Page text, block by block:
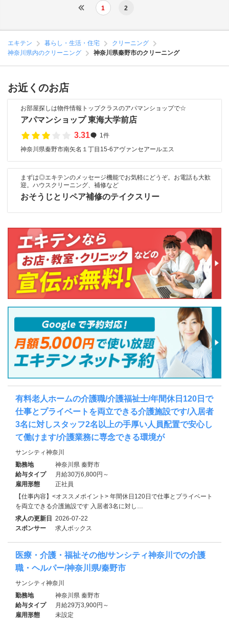
1 2
エキテン 暮らし・生活・住宅
クリーニング
神奈川県内のクリーニング
神奈川県秦野市のクリーニング
お近くのお店
お部屋探しは物件情報トップクラスのアパマンショップで☆
アパマンショップ 東海大学前店
3.31
1件
神奈川県秦野市南矢名１丁目15-6アヴァンセアールエス
まずは◎エキテンのメッセージ機能でお気軽にどうぞ。お電話も大歓
迎。ハウスクリーニング、補修など
おそうじとリペア補修のテイクスリー
有料老人ホームの介護職/介護福祉士/年間休日120日で
仕事とプライベートを両立できる介護施設です/入居者
3名に対しスタッフ2名以上の手厚い人員配置で安心し
て働けます/介護業務に専念できる環境が
サンシティ神奈川
勤務地
神奈川県 秦野市
給与タイプ
月給30万6,800円～
雇用形態
正社員
【仕事内容】<オススメポイント> 年間休日120日で仕事とプライベート
を両立できる介護施設です 入居者3名に対し…
求人の更新日 2026-07-22
スポンサー
求人ボックス
医療・介護・福祉その他/サンシティ神奈川での介護
職・ヘルパー/神奈川県/秦野市
サンシティ神奈川
勤務地
神奈川県 秦野市
給与タイプ
月給29万3,900円～
雇用形態
未設定